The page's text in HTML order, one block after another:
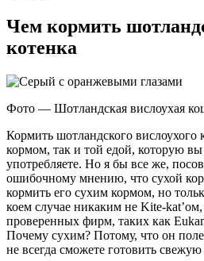
Чем кормить
котенка
Фото — Шотландская вислоухая
Кормить шотландского
кормом, так и той едой, которую
употребляете. Но я бы все же,
ошибочному мнению, что сухой
кормить его сухим кормом, но
коем случае никаким не Kite-
проверенных фирм, таких как
Почему сухим? Потому, что он
не всегда сможете готовить